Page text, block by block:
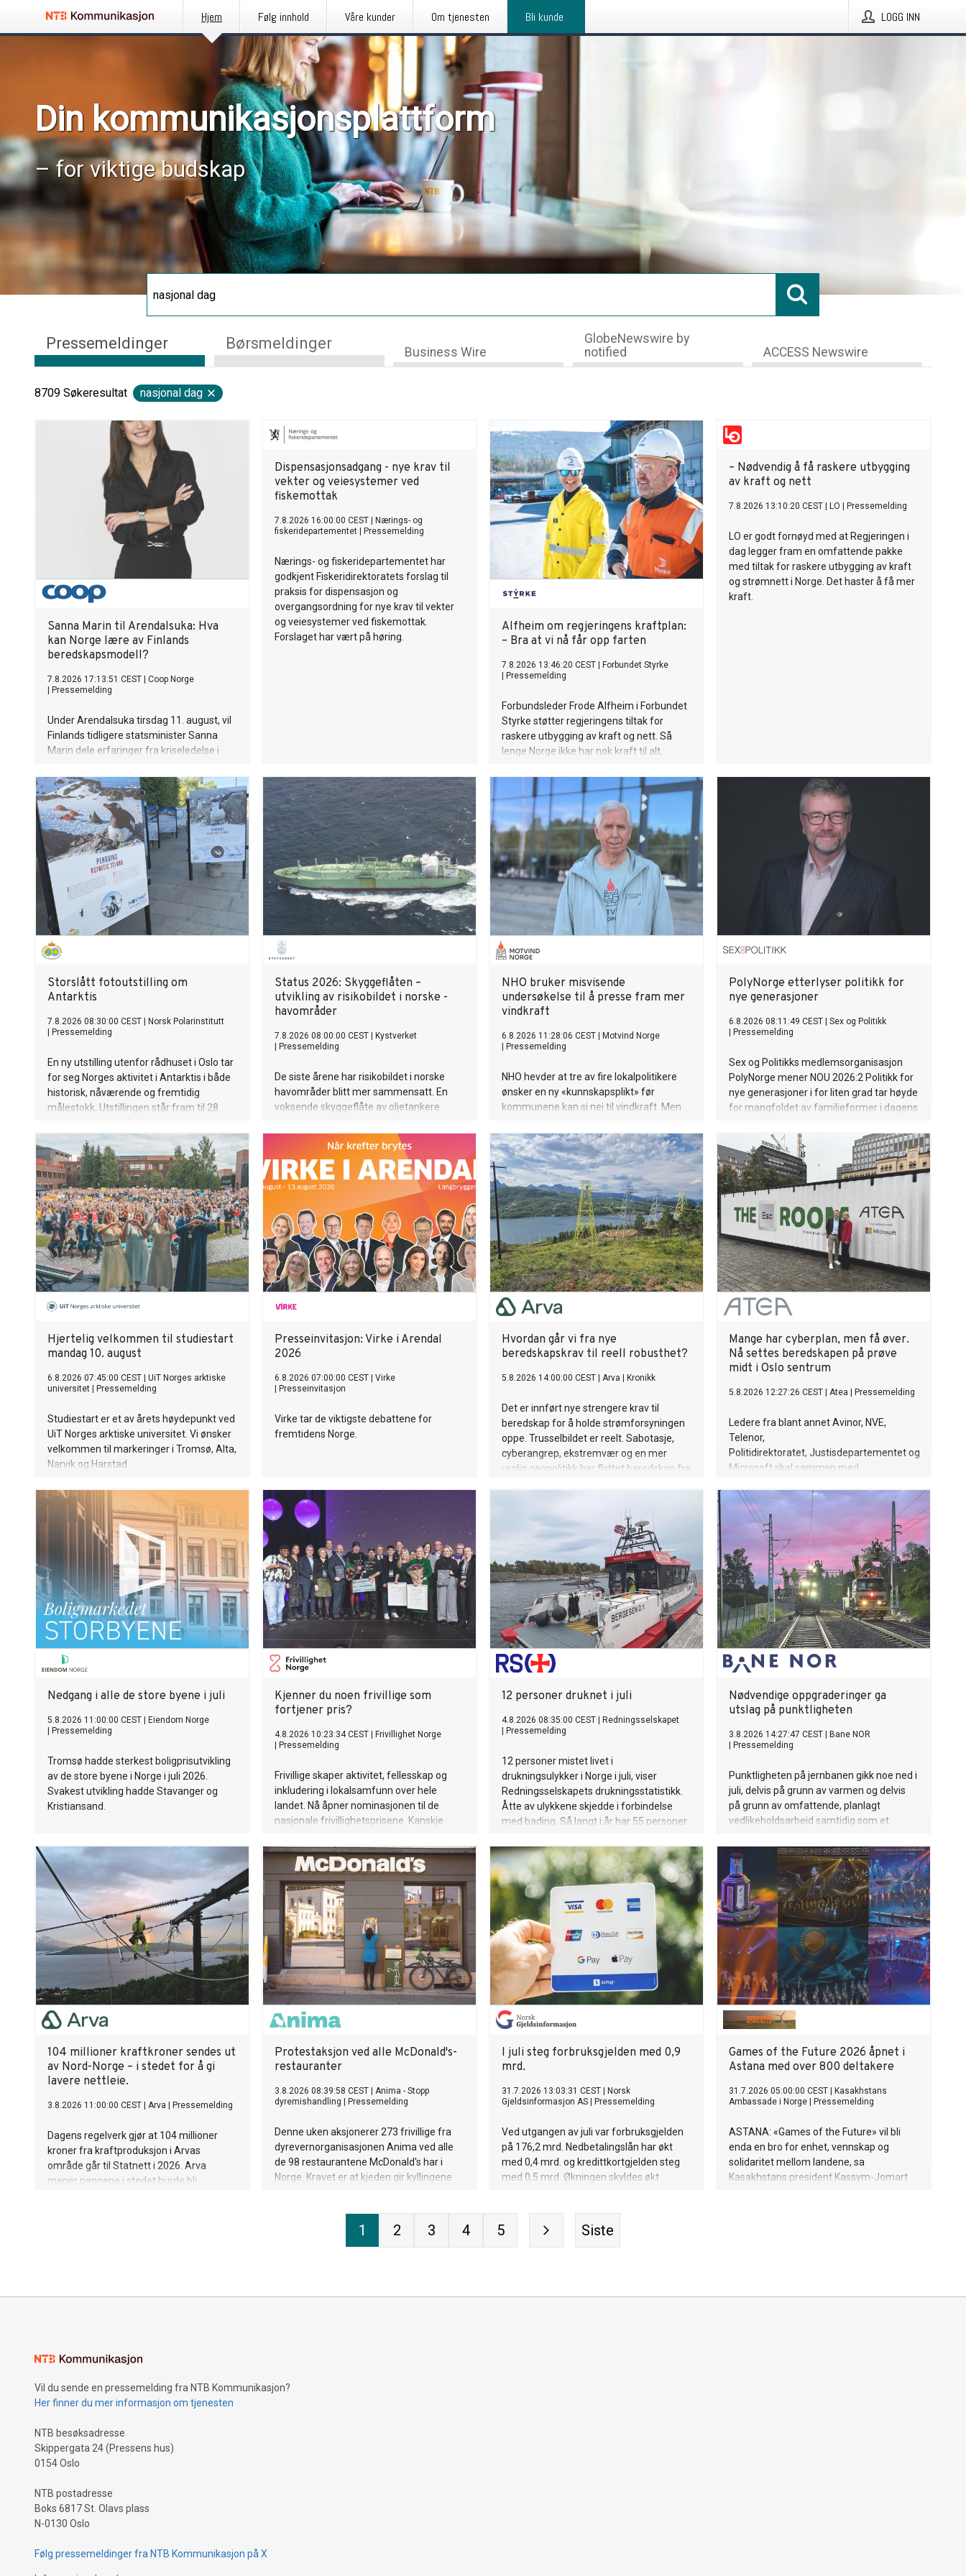
Hjem Følg innhold Våre kunder Om tjenesten Bli kunde LOGG INN
Din kommunikasjonsplattform
– for viktige budskap
Pressemeldinger Børsmeldinger Business Wire
GlobeNewswire by
notified
ACCESS Newswire
8709 Søkeresultat nasjonal dag
Sanna Marin til Arendalsuka: Hva
kan Norge lære av Finlands
beredskapsmodell?
7.8.2026 17:13:51 CEST
Coop Norge
Pressemelding
Under Arendalsuka tirsdag 11. august, vil
Finlands tidligere statsminister Sanna
Marin dele erfaringer fra kriseledelse i
bygget et av verdens mest robuste
samfunn gjennom langsiktig planlegging,
samarbeid mellom offentlig og privat
sektor og en sterk beredskapskultur.
Dispensasjonsadgang - nye krav til
vekter og veiesystemer ved
fiskemottak
7.8.2026 16:00:00 CEST
Nærings- og
fiskeridepartementet
Pressemelding
Nærings- og fiskeridepartementet har
godkjent Fiskeridirektoratets forslag til
praksis for dispensasjon og
overgangsordning for nye krav til vekter
og veiesystemer ved fiskemottak.
Forslaget har vært på høring.
Alfheim om regjeringens kraftplan:
– Bra at vi nå får opp farten
7.8.2026 13:46:20 CEST
Forbundet Styrke
Pressemelding
Forbundsleder Frode Alfheim i Forbundet
Styrke støtter regjeringens tiltak for
raskere utbygging av kraft og nett. Så
lenge Norge ikke har nok kraft til alt,
verdiskaping.
– Nødvendig å få raskere utbygging
av kraft og nett
7.8.2026 13:10:20 CEST LO Pressemelding
LO er godt fornøyd med at Regjeringen i
dag legger fram en omfattende pakke
med tiltak for raskere utbygging av kraft
og strømnett i Norge. Det haster å få mer
kraft.
Storslått fotoutstilling om
Antarktis
7.8.2026 08:30:00 CEST
Norsk Polarinstitutt
Pressemelding
En ny utstilling utenfor rådhuset i Oslo tar
for seg Norges aktivitet i Antarktis i både
historisk, nåværende og fremtidig
målestokk. Utstillingen står fram til 28.
Status 2026: Skyggeflåten –
utvikling av risikobildet i ­norske ­
havområder
7.8.2026 08:00:00 CEST
Kystverket
Pressemelding
De siste årene har risikobildet i norske
havområder blitt mer ­sammensatt. En
voksende skyggeflåte av oljetankere
utenfor etablerte kontroll- og sikkerhets­
regimer. Fartøyene representerer en
forhøyet risiko som utfordrer sikkerheten
og miljøet i europeiske farvann. Dette er
en ny normal som vi må tilpasse oss og
som vi følger nøye med på utviklingen av.
NHO bruker misvisende
undersøkelse til å presse fram mer
vindkraft
6.8.2026 11:28:06 CEST
Motvind Norge
Pressemelding
NHO hevder at tre av fire lokalpolitikere
ønsker en ny «kunnskapsplikt» før
kommunene kan si nei til vindkraft. Men
en slik ordning. De er spurt om
kommunene bør kartlegge fordeler og
ulemper før de fatter vedtak. Motvind
Norge mener NHO bruker et selvfølgelig
svar til å legitimere mer statlig press på
kommunene.
PolyNorge etterlyser politikk for
nye generasjoner
6.8.2026 08:11:49 CEST
Sex og Politikk
Pressemelding
Sex og Politikks medlemsorganisasjon
PolyNorge mener NOU 2026:2 Politikk for
nye generasjoner i for liten grad tar høyde
for mangfoldet av familieformer i dagens
Hjertelig velkommen til studiestart
mandag 10. august
6.8.2026 07:45:00 CEST
UiT Norges arktiske
universitet
Pressemelding
Studiestart er et av årets høydepunkt ved
UiT Norges arktiske universitet. Vi ønsker
velkommen til markeringer i Tromsø, Alta,
Narvik og Harstad.
Presseinvitasjon: Virke i Arendal
2026
6.8.2026 07:00:00 CEST
Virke
Presseinvitasjon
Virke tar de viktigste debattene for
fremtidens Norge.
Hvordan går vi fra nye
beredskapskrav til reell robusthet?
5.8.2026 14:00:00 CEST Arva Kronikk
Det er innført nye strengere krav til
beredskap for å holde strømforsyningen
oppe. Trusselbildet er reelt. Sabotasje,
cyberangrep, ekstremvær og en mer
urolig geopolitikk har flyttet beredskap fra
Mange har cyberplan, men få øver.
Nå settes beredskapen på prøve
midt i Oslo sentrum
5.8.2026 12:27:26 CEST Atea Pressemelding
Ledere fra blant annet Avinor, NVE,
Telenor,
Politidirektoratet, Justisdepartementet og
Microsoft skal sammen med
når Atea inviterer til en realistisk
cyberøvelse på Youngstorget i Oslo.
Bakgrunnen er nye tall som viser at
mange norske virksomheter har planer
for å håndtere cyberangrep, men få
trener på dem.
Nedgang i alle de store byene i juli
5.8.2026 11:00:00 CEST
Eiendom Norge
Pressemelding
Tromsø hadde sterkest boligprisutvikling
av de store byene i Norge i juli 2026.
Svakest utvikling hadde Stavanger og
Kristiansand.
Kjenner du noen frivillige som
fortjener pris?
4.8.2026 10:23:34 CEST
Frivillighet Norge
Pressemelding
Frivillige skaper aktivitet, fellesskap og
inkludering i lokalsamfunn over hele
landet. Nå åpner nominasjonen til de
nasjonale frivillighetsprisene. Kanskje
12 personer druknet i juli
4.8.2026 08:35:00 CEST
Redningsselskapet
Pressemelding
12 personer mistet livet i
drukningsulykker i Norge i juli, viser
Redningsselskapets drukningsstatistikk.
Åtte av ulykkene skjedde i forbindelse
med bading. Så langt i år har 55 personer
2025.
Nødvendige oppgraderinger ga
utslag på punktligheten
3.8.2026 14:27:47 CEST
Bane NOR
Pressemelding
Punktligheten på jernbanen gikk noe ned i
juli, delvis på grunn av varmen og delvis
på grunn av omfattende, planlagt
vedlikeholdsarbeid samtidig som et
Punktligheten ble totalt 83,1 prosent. Hittil
i år er punktligheten for hele landet 87,5
prosent.
104 millioner kraftkroner sendes ut
av Nord-Norge – i stedet for å gi
lavere nettleie.
3.8.2026 11:00:00 CEST Arva Pressemelding
Dagens regelverk gjør at 104 millioner
kroner fra kraftproduksjon i Arvas
område går til Statnett i 2026. Arva
mener pengene i stedet burde bli
Protestaksjon ved alle McDonald's-
restauranter
3.8.2026 08:39:58 CEST
Anima - Stopp
dyremishandling
Pressemelding
Denne uken aksjonerer 273 frivillige fra
dyrevernorganisasjonen Anima ved alle
de 98 restaurantene McDonald's har i
Norge. Kravet er at kjeden gir kyllingene
I juli steg forbruksgjelden med 0,9
mrd.
31.7.2026 13:03:31 CEST
Norsk
Gjeldsinformasjon AS
Pressemelding
Ved utgangen av juli var forbruksgjelden
på 176,2 mrd. Nedbetalingslån har økt
med 0,4 mrd. og kredittkortgjelden steg
med 0,5 mrd. Økningen skyldes økt
Games of the Future 2026 åpnet i
Astana med over 800 deltakere
31.7.2026 05:00:00 CEST
Kasakhstans
Ambassade i Norge
Pressemelding
ASTANA: «Games of the Future» vil bli
enda en bro for enhet, vennskap og
solidaritet mellom landene, sa
Kasakhstans president Kassym-Jomart
1 2 3 4 5 Siste
Vil du sende en pressemelding fra NTB Kommunikasjon?
Her finner du mer informasjon om tjenesten
NTB besøksadresse
Skippergata 24 (Pressens hus)
0154 Oslo
NTB postadresse
Boks 6817 St. Olavs plass
N-0130 Oslo
Følg pressemeldinger fra NTB Kommunikasjon på X